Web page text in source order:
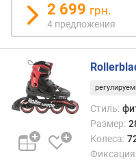
и
х
к
д
е
ш
е
в
м
2 699 грн.
4 предложения
Стиль:
Размер:
Колеса:
Фиксация